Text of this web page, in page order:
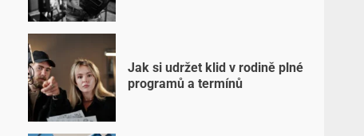
Jak si udržet klid v rodině plné
programů a termínů